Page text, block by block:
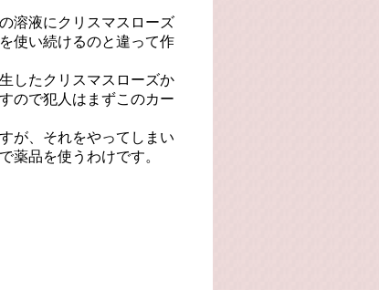
溶液にクリスマスローズ
使い続けるのと違って作
したクリスマスローズか
ので犯人はまずこのカー
が、それをやってしまい
薬品を使うわけです。